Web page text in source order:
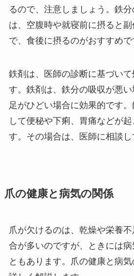
るので、注意しましょう。鉄
は、空腹時や就寝前に摂ると
で、食後に摂るのがおすすめで
鉄剤は、医師の診断に基づい
す。鉄剤は、鉄分の吸収が悪
足がひどい場合に効果的です
して便秘や下痢、胃痛などが
す。その場合は、医師に相談し
爪の健康と病気の関係
爪が欠けるのは、乾燥や栄養
合が多いのですが、ときには
ともあります。爪の健康と病気